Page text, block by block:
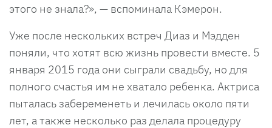
этого не знала?», — вспоминала Кэмерон.
Уже после нескольких встреч Диаз и Мэдден
поняли, что хотят всю жизнь провести вместе. 5
января 2015 года они сыграли свадьбу, но для
полного счастья им не хватало ребенка. Актриса
пыталась забеременеть и лечилась около пяти
лет, а также несколько раз делала процедуру